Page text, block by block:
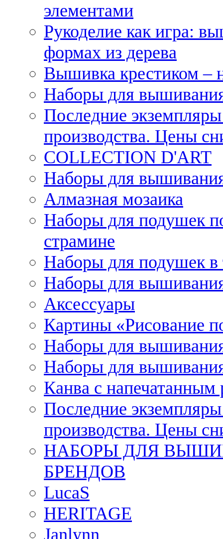
элементами
Рукоделие как игра:
формах из дерева
Вышивка крестиком –
Наборы для
Последние
производства. Цены
COLLECTION D'ART
Наборы для
Алмазная мозаика
Наборы для подушек
страмине
Наборы для подушек в
Наборы для
Аксессуары
Картины «Рисование
Наборы для
Наборы для
Канва с напечатанным
Последние
производства. Цены
НАБОРЫ ДЛЯ
БРЕНДОВ
LucaS
HERITAGE
Janlynn